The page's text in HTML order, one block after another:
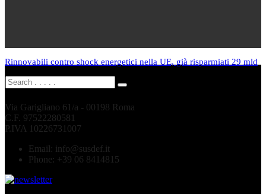
Rinnovabili contro shock energetici nella UE, già risparmiati 29 mld
Via Garigliano 61/a - 00198 Roma
C.F. 97522280581
P.IVA 10226731007
Email: info@susdef.it
Phone: +39 06 8414815